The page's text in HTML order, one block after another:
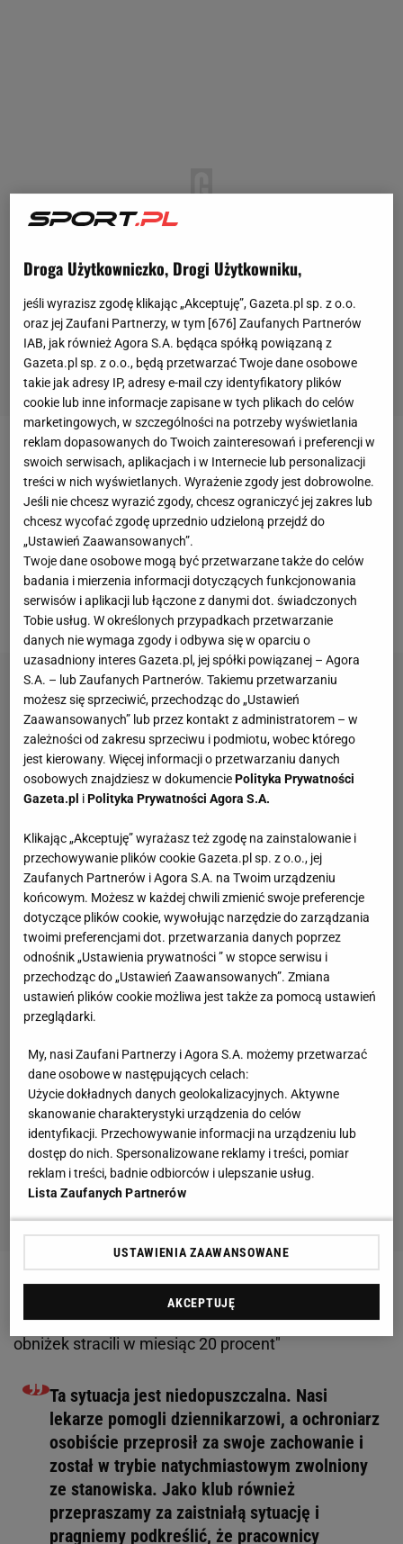
O zdarzeniu klub poinformował w wydanym jeszcze
tego samego dnia oświadczeniu. Przedstawiciele
Lokomotiwu przeprosili za zaistniałą sytuację
dziennikarza Jewgienija Biełousowa oraz zapewnili,
że ochroniarz został zwolniony i nie będzie dłużej
pracował na obiekcie, gdzie moskiewski klub
rozgrywa swojemecze .
stracił na kryzysie ekonomicznym. "Nawet bez
obniżek stracili w miesiąc 20 procent"
Ta sytuacja jest niedopuszczalna. Nasi
lekarze pomogli dziennikarzowi, a ochroniarz
osobiście przeprosił za swoje zachowanie i
został w trybie natychmiastowym zwolniony
ze stanowiska. Jako klub również
przepraszamy za zaistniałą sytuację i
pragniemy podkreślić, że pracownicy
Droga Użytkowniczko, Drogi Użytkowniku,
jeśli wyrazisz zgodę klikając „Akceptuję”, Gazeta.pl sp. z o.o.
oraz jej Zaufani Partnerzy, w tym [676] Zaufanych Partnerów
IAB, jak również Agora S.A. będąca spółką powiązaną z
Gazeta.pl sp. z o.o., będą przetwarzać Twoje dane osobowe
takie jak adresy IP, adresy e-mail czy identyfikatory plików
cookie lub inne informacje zapisane w tych plikach do celów
marketingowych, w szczególności na potrzeby wyświetlania
reklam dopasowanych do Twoich zainteresowań i preferencji w
swoich serwisach, aplikacjach i w Internecie lub personalizacji
treści w nich wyświetlanych. Wyrażenie zgody jest dobrowolne.
Jeśli nie chcesz wyrazić zgody, chcesz ograniczyć jej zakres lub
chcesz wycofać zgodę uprzednio udzieloną przejdź do
„Ustawień Zaawansowanych”.
Twoje dane osobowe mogą być przetwarzane także do celów
badania i mierzenia informacji dotyczących funkcjonowania
serwisów i aplikacji lub łączone z danymi dot. świadczonych
Tobie usług. W określonych przypadkach przetwarzanie
danych nie wymaga zgody i odbywa się w oparciu o
uzasadniony interes Gazeta.pl, jej spółki powiązanej – Agora
S.A. – lub Zaufanych Partnerów. Takiemu przetwarzaniu
możesz się sprzeciwić, przechodząc do „Ustawień
Zaawansowanych” lub przez kontakt z administratorem – w
zależności od zakresu sprzeciwu i podmiotu, wobec którego
jest kierowany. Więcej informacji o przetwarzaniu danych
osobowych znajdziesz w dokumenciePolityka Prywatności
Gazeta.pl iPolityka Prywatności Agora S.A.
Klikając „Akceptuję” wyrażasz też zgodę na zainstalowanie i
przechowywanie plików cookie Gazeta.pl sp. z o.o., jej
Zaufanych Partnerów i Agora S.A. na Twoim urządzeniu
końcowym. Możesz w każdej chwili zmienić swoje preferencje
dotyczące plików cookie, wywołując narzędzie do zarządzania
twoimi preferencjami dot. przetwarzania danych poprzez
odnośnik „Ustawienia prywatności ” w stopce serwisu i
przechodząc do „Ustawień Zaawansowanych”. Zmiana
ustawień plików cookie możliwa jest także za pomocą ustawień
przeglądarki.
My, nasi Zaufani Partnerzy i Agora S.A. możemy przetwarzać
dane osobowe w następujących celach:
Użycie dokładnych danych geolokalizacyjnych. Aktywne
skanowanie charakterystyki urządzenia do celów
identyfikacji. Przechowywanie informacji na urządzeniu lub
dostęp do nich. Spersonalizowane reklamy i treści, pomiar
reklam i treści, badnie odbiorców i ulepszanie usług.
Lista Zaufanych Partnerów
USTAWIENIA ZAAWANSOWANE
AKCEPTUJĘ